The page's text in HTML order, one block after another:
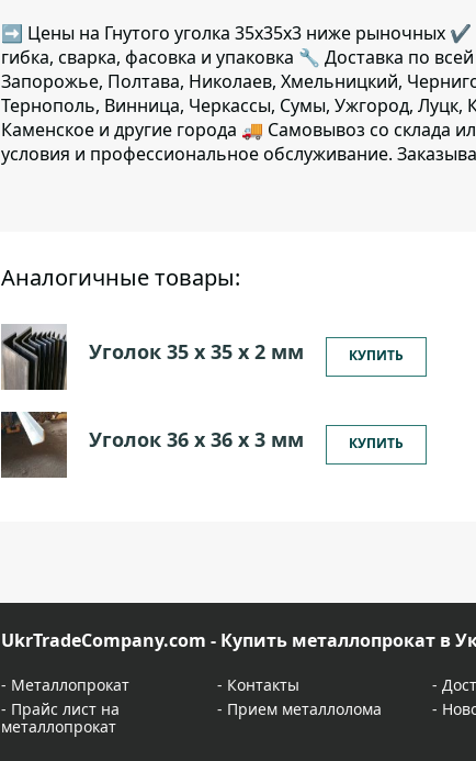
➡ Цены на Гнутого уголка 35х35х3 ниже рыночных
гибка, сварка, фасовка и упаковка 🔧 Доставка по
Запорожье, Полтава, Николаев, Хмельницкий,
Тернополь, Винница, Черкассы, Сумы, Ужгород,
Каменское и другие города 🚚 Самовывоз со склада
условия и профессиональное обслуживание.
Аналогичные товары:
Уголок 35 х 35 х 2 мм КУПИТЬ
Уголок 36 х 36 х 3 мм КУПИТЬ
UkrTradeCompany.com - Купить металлопрокат в
- Металлопрокат - Контакты -
- Прайс лист на
металлопрокат
- Прием металлолома -